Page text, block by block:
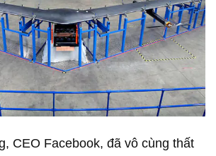
CEO Facebook, đã vô cùng thất